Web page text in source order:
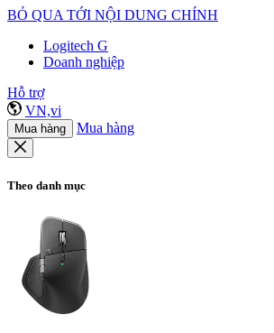
BỎ QUA TỚI NỘI DUNG CHÍNH
Logitech G
Doanh nghiệp
Hỗ trợ
VN,vi
Mua hàng Mua hàng
Theo danh mục